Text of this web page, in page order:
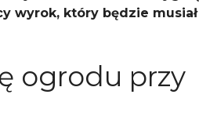
wyrok, który będzie
ogrodu przy